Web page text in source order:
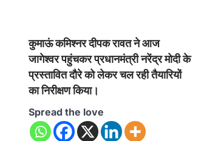
कुमाऊं कमिश्नर दीपक रावत ने आज
जागेश्वर पहुंचकर प्रधानमंत्री नरेंद्र मोदी के
प्रस्तावित दौरे को लेकर चल रही तैयारियों
का निरीक्षण किया।
Spread the love